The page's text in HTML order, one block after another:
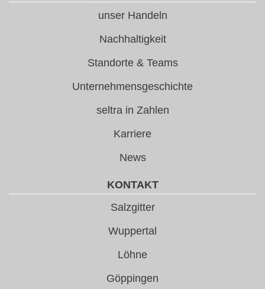
unser Handeln
Nachhaltigkeit
Standorte & Teams
Unternehmensgeschichte
seltra in Zahlen
Karriere
News
KONTAKT
Salzgitter
Wuppertal
Löhne
Göppingen